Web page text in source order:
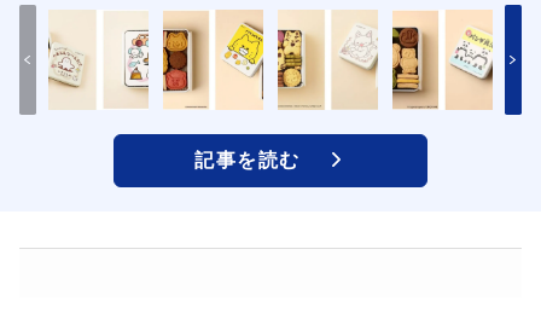
記事を読む